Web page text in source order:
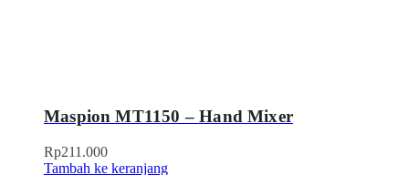
Maspion MT1150 – Hand Mixer
Rp211.000
Tambah ke keranjang